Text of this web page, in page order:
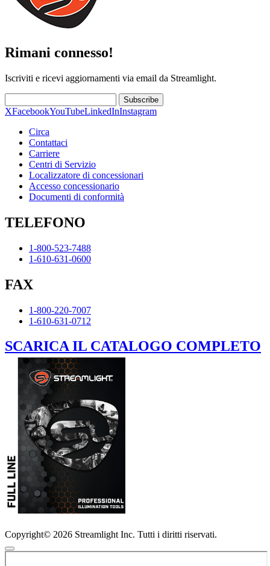
Rimani connesso!
Iscriviti e ricevi aggiornamenti via email da Streamlight.
Subscribe
XFacebookYouTubeLinkedInInstagram
Circa
Contattaci
Carriere
Centri di Servizio
Localizzatore di concessionari
Accesso concessionario
Documenti di conformità
TELEFONO
1-800-523-7488
1-610-631-0600
FAX
1-800-220-7007
1-610-631-0712
SCARICA IL CATALOGO COMPLETO
Copyright© 2026 Streamlight Inc. Tutti i diritti riservati.